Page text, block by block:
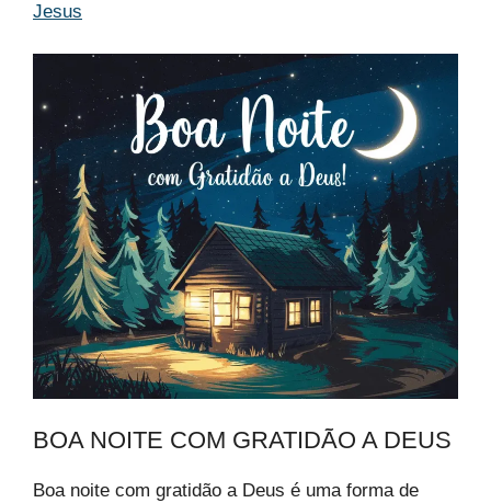
Jesus
BOA NOITE COM GRATIDÃO A DEUS
Boa noite com gratidão a Deus é uma forma de